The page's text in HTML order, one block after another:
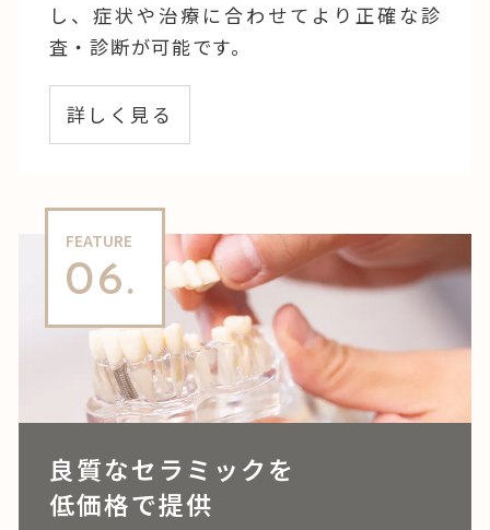
し、症状や治療に合わせてより正確な診
査・診断が可能です。
詳しく見る
FEATURE
06.
良質なセラミックを
低価格で提供